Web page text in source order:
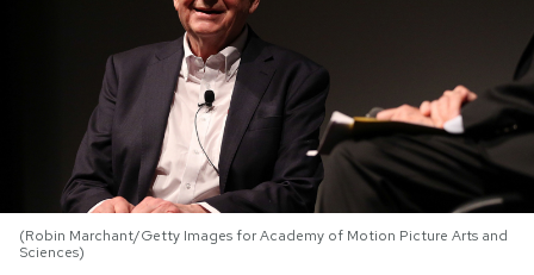
PODCAST
NEWSLETTER
I MIEI PREFERITI
(Robin Marchant/Getty Images for Academy of Motion Picture Arts and
Sciences)